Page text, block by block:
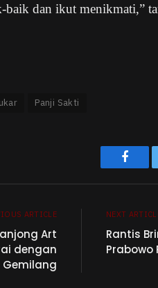
dan ikut menikmati,”
Panji Sakti
ARTICLE
Art
dengan
Gemilang
NEXT
Rantis
Prabowo